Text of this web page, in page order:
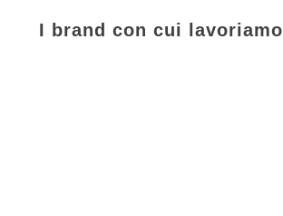
I brand con cui lavoriamo